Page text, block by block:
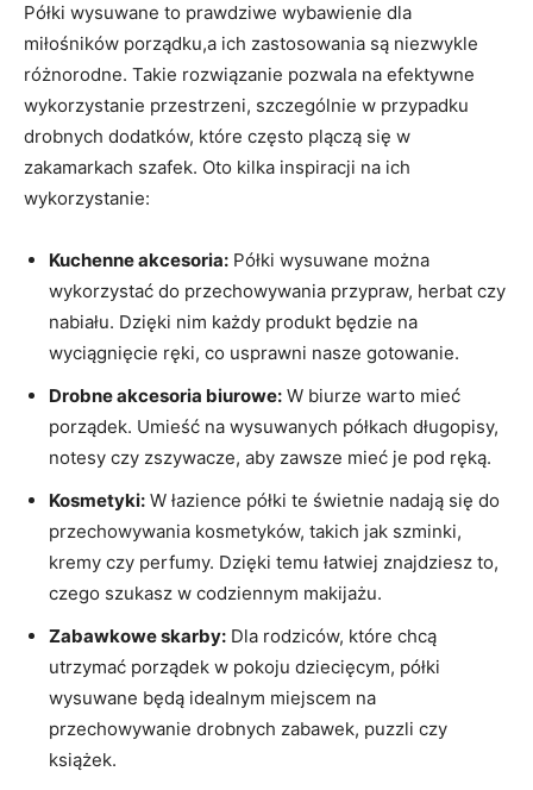
Półki wysuwane‍ to prawdziwe wybawienie⁢ dla
miłośników⁢ porządku,a ich zastosowania są niezwykle
różnorodne. Takie⁢ rozwiązanie pozwala na efektywne
wykorzystanie ‌przestrzeni, szczególnie w przypadku
drobnych‍ dodatków, które często plączą się w
zakamarkach⁤ szafek. Oto kilka inspiracji⁤ na ich
wykorzystanie:
Kuchenne akcesoria: Półki wysuwane⁤ można
wykorzystać do przechowywania przypraw, herbat⁣ czy
nabiału. Dzięki nim każdy produkt będzie ‌na​
wyciągnięcie ręki, co usprawni ​nasze gotowanie.
Drobne akcesoria biurowe: W biurze warto​ mieć
porządek. Umieść na wysuwanych⁢ półkach długopisy,
notesy czy zszywacze,​ aby zawsze mieć je pod ręką.
Kosmetyki: W łazience​ półki te świetnie nadają się do
przechowywania kosmetyków, takich jak ‍szminki,
kremy czy perfumy. Dzięki temu łatwiej znajdziesz to,
czego⁣ szukasz​ w codziennym makijażu.
Zabawkowe skarby: Dla rodziców, które chcą
‌utrzymać porządek w ‌pokoju⁢ dziecięcym, ⁢półki
wysuwane będą‌ idealnym miejscem ‌na
‌przechowywanie‌ drobnych zabawek, puzzli czy
książek.